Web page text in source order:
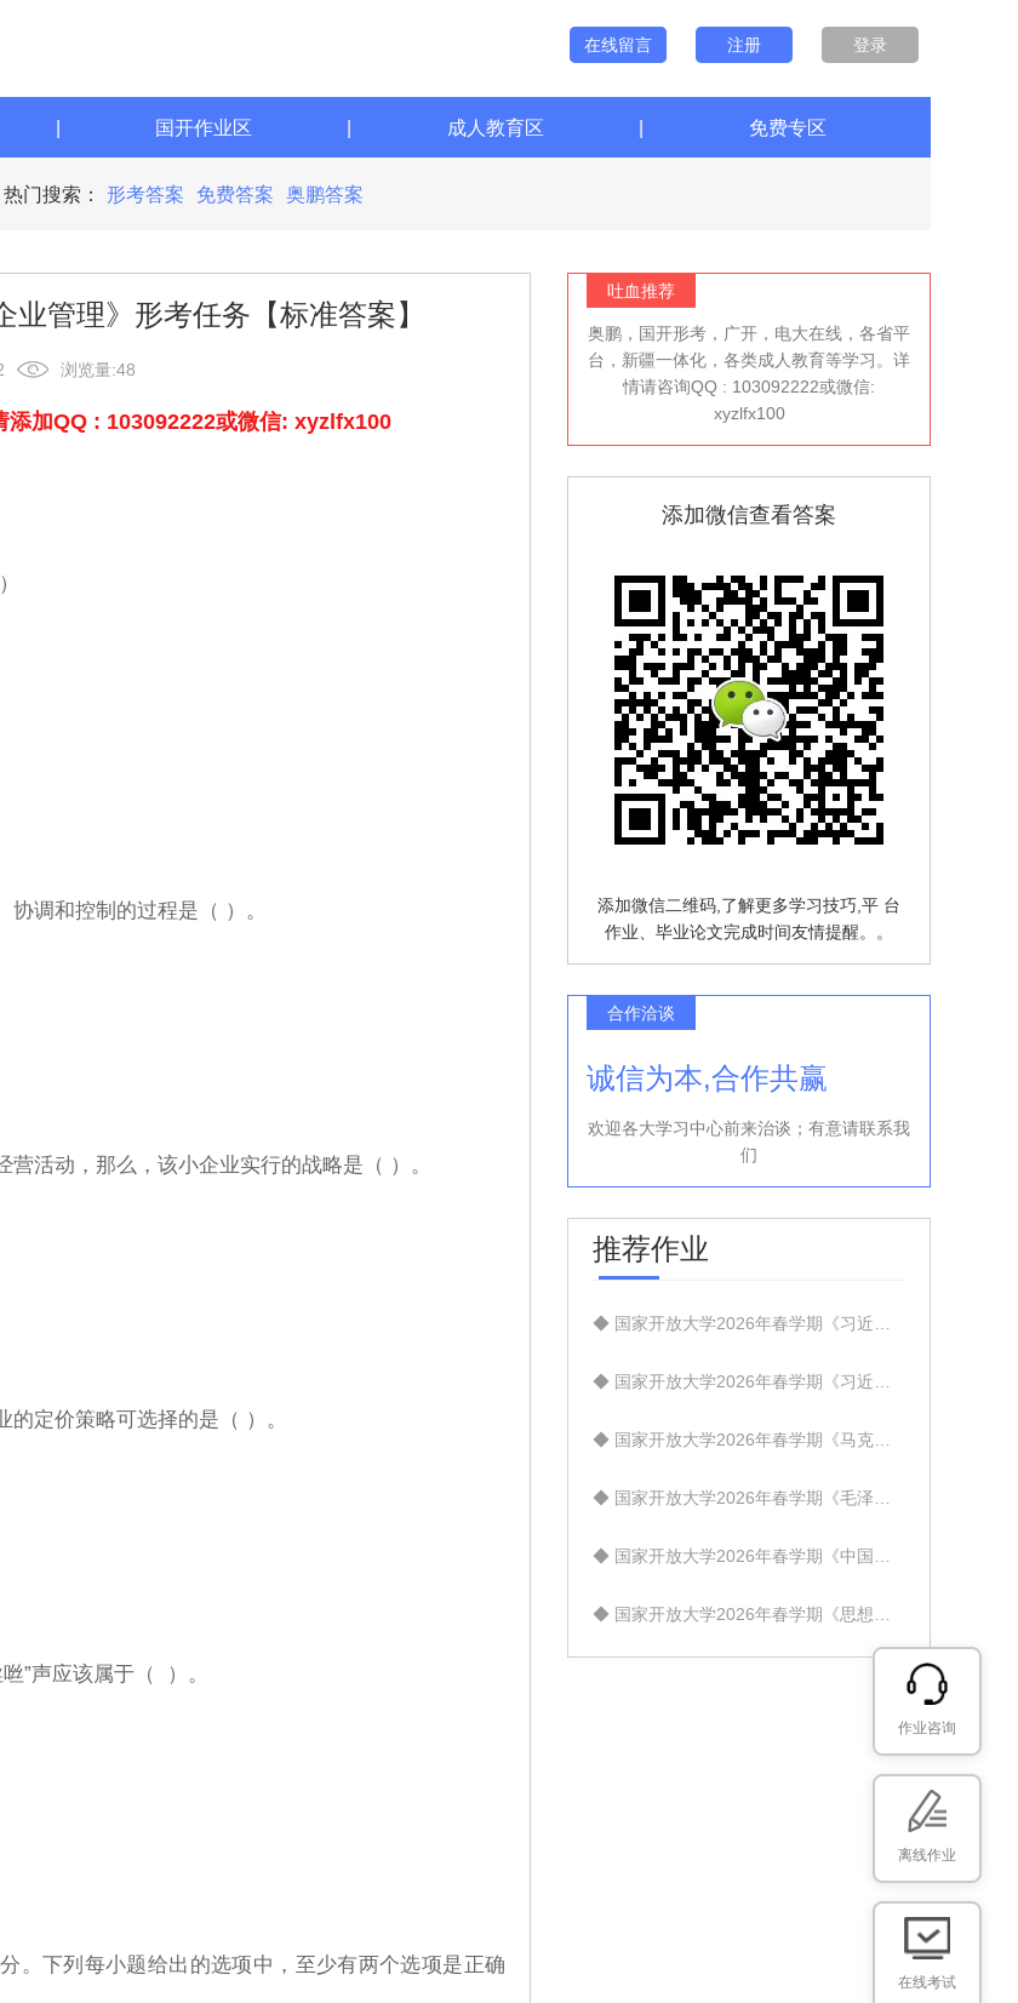
在线留言 注册 登录
国开作业区 成人教育区 免费专区
热门搜索： 形考答案 免费答案 奥鹏答案
管理》形考任务【标准答案】
浏览量:48
添加QQ : 103092222或微信: xyzlfx100
调和控制的过程是（ ）。
活动，那么，该小企业实行的战略是（ ）。
定价策略可选择的是（ ）。
”声应该属于（ ）。
。下列每小题给出的选项中，至少有两个选项是正确
吐血推荐
奥鹏，国开形考，广开，电大在线，各省平
台，新疆一体化，各类成人教育等学习。详
情请咨询QQ : 103092222或微信:
xyzlfx100
添加微信二维码,了解更多学习技巧,平 台
作业、毕业论文完成时间友情提醒。。
合作洽谈
诚信为本,合作共赢
欢迎各大学习中心前来治谈；有意请联系我
们
推荐作业
作业咨询
离线作业
在线考试